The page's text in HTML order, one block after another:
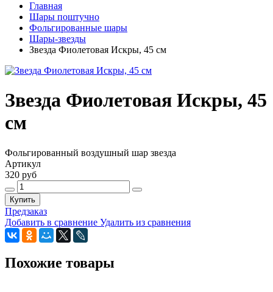
Главная
Шары поштучно
Фольгированные шары
Шары-звезды
Звезда Фиолетовая Искры, 45 см
Звезда Фиолетовая Искры, 45
см
Фольгированный воздушный шар звезда
Артикул
320 руб
Купить
Предзаказ
Добавить в сравнение Удалить из сравнения
Похожие товары